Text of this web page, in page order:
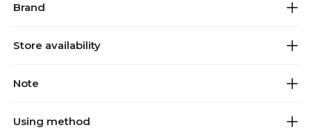
Brand
Store availability
Note
Using method